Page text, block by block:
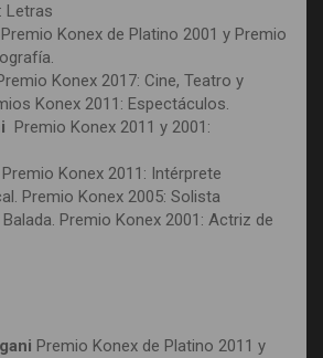
Letras
Premio Konex de Platino 2001 y Premio
Konex 2017: Cine, Teatro y
Konex 2011: Espectáculos.
Premio Konex 2011 y 2001:
Premio Konex 2011: Intérprete
Premio Konex 2005: Solista
Premio Konex 2001: Actriz de
Premio Konex de Platino 2011 y